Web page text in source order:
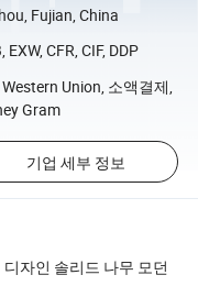
Fujian, China
EXW, CFR, CIF, DDP
Union, 소액결제,
Gram
기업 세부 정보
자인 솔리드 나무 모던